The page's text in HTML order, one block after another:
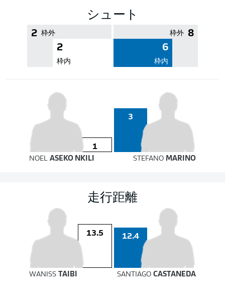
シュート
2 枠外
2
枠内
8
枠外
6
枠内
1
3
NOEL ASEKO NKILI STEFANOMARINO
走行距離
13.5 12.4
WANISS TAIBI SANTIAGOCASTANEDA